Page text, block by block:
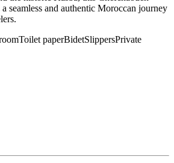
seamless and authentic Moroccan journey
Toilet paperBidetSlippersPrivate